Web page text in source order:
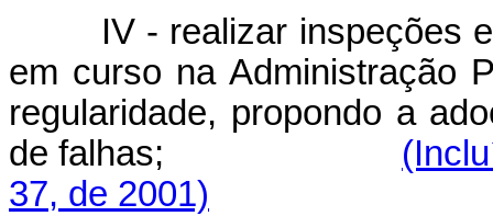
IV - realizar inspeções e
em curso na Administração
regularidade, propondo a
de falhas;
37, de 2001)